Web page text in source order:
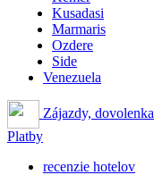
Kusadasi
Marmaris
Ozdere
Side
Venezuela
Zájazdy, dovolenka
Platby
recenzie hotelov